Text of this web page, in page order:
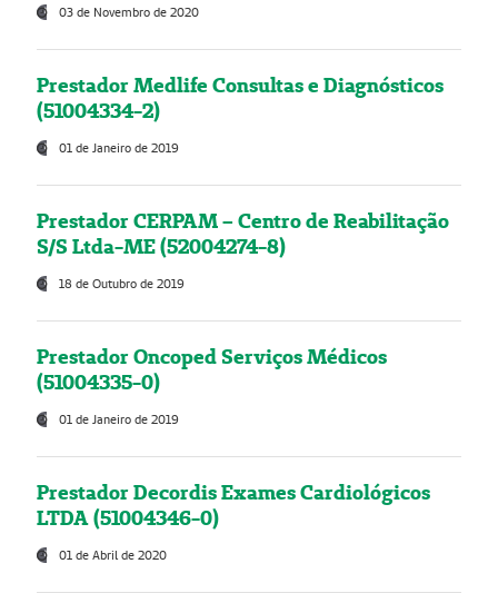
03 de Novembro de 2020
Prestador Medlife Consultas e Diagnósticos
(51004334-2)
01 de Janeiro de 2019
Prestador CERPAM – Centro de Reabilitação
S/S Ltda-ME (52004274-8)
18 de Outubro de 2019
Prestador Oncoped Serviços Médicos
(51004335-0)
01 de Janeiro de 2019
Prestador Decordis Exames Cardiológicos
LTDA (51004346-0)
01 de Abril de 2020